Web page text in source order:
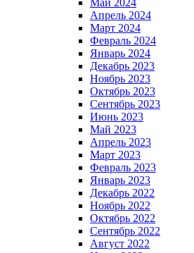
Май 2024
Апрель 2024
Март 2024
Февраль 2024
Январь 2024
Декабрь 2023
Ноябрь 2023
Октябрь 2023
Сентябрь 2023
Июнь 2023
Май 2023
Апрель 2023
Март 2023
Февраль 2023
Январь 2023
Декабрь 2022
Ноябрь 2022
Октябрь 2022
Сентябрь 2022
Август 2022